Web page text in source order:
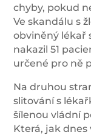
chyby, pokud
Ve skandálu s
obviněný lékař
nakazil 51
určené pro ně
Na druhou
slitování s
šílenou vládní
Která, jak dnes